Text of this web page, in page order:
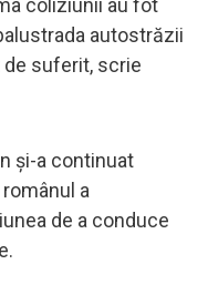
autostrăzii
de suferit, scrie
și-a continuat
a
de a conduce